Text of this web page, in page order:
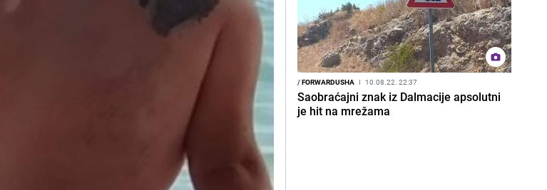
/FORWARDUSHA I 10.08.22. 22:37
Saobraćajni znak iz Dalmacije apsolutni
je hit na mrežama